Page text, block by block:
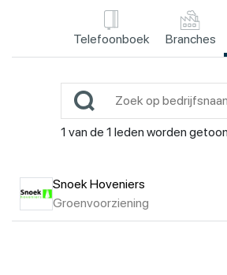
Telefoonboek Branches
1 van de 1 leden worden
Snoek Hoveniers
Groenvoorziening